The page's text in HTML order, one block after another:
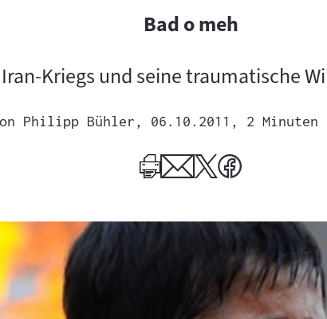
Bad o meh
Kriegs und seine traumatische
Philipp Bühler, 06.10.2011 , 2 Minuten